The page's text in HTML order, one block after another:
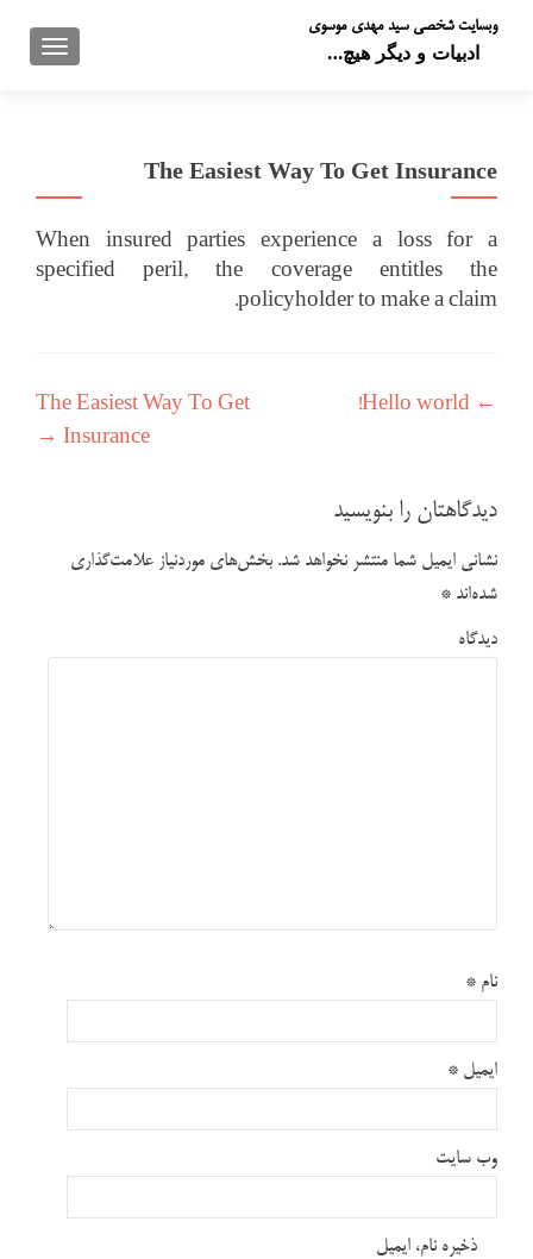
وبسایت شخصی سید مهدی موسوی
ادبیات و دیگر هیچ…
The Easiest Way To Get Insurance
When insured parties experience a loss for a
specified peril, the coverage entitles the
policyholder to make a claim.
راهبری نوشته
←
The Easiest Way To Get
Insurance
→
دیدگاهتان را بنویسید
نشانی ایمیل شما منتشر نخواهد شد. بخش‌های موردنیاز علامت‌گذاری
شده‌اند *
دیدگاه
نام *
ایمیل *
وب‌ سایت
ذخیره نام، ایمیل